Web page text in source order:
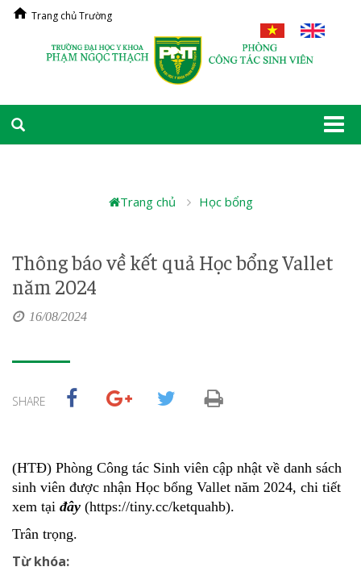
Trang chủ Trường
Trang chủ Học bổng
Thông báo về kết quả Học bổng Vallet
năm 2024
16/08/2024
SHARE
(HTĐ) Phòng Công tác Sinh viên cập nhật về danh sách
sinh viên được nhận Học bổng Vallet năm 2024, chi tiết
xem tại đây (https://tiny.cc/ketquahb).
Trân trọng.
Từ khóa: